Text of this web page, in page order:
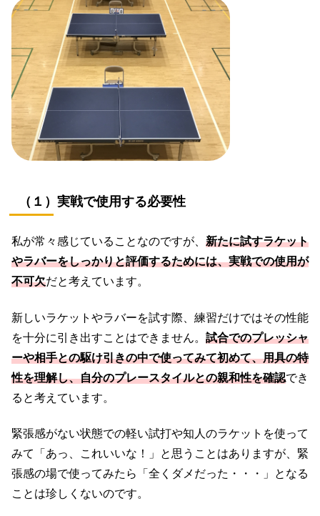
（１）実戦で使用する必要性
私が常々感じていることなのですが、 新たに試すラケット
やラバーをしっかりと評価するためには、実戦での使用が
不可欠だと考えています。
新しいラケットやラバーを試す際、練習だけではその性能
を十分に引き出すことはできません。 試合でのプレッシャ
ーや相手との駆け引きの中で使ってみて初めて、用具の特
性を理解し、自分のプレースタイルとの親和性を確認でき
ると考えています。
緊張感がない状態での軽い試打や知人のラケットを使って
みて「あっ、これいいな！」と思うことはありますが、緊
張感の場で使ってみたら「全くダメだった・・・」となる
ことは珍しくないのです。